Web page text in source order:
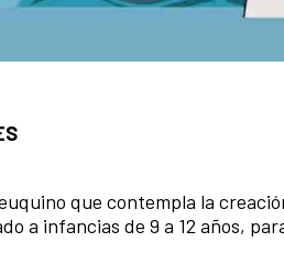
que contempla la
a infancias de 9 a 12 años,